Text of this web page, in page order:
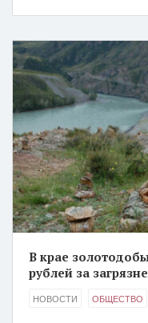
В крае
рублей за
НОВОСТИ ОБЩЕСТВО